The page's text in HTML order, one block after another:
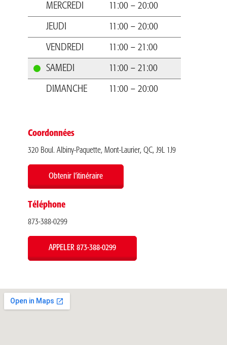
MERCREDI 11:00 – 20:00
JEUDI 11:00 – 20:00
VENDREDI 11:00 – 21:00
SAMEDI 11:00 – 21:00
DIMANCHE 11:00 – 20:00
Coordonnées
320 Boul. Albiny-Paquette, Mont-Laurier, QC, J9L 1J9
Obtenir l’itinéraire
Téléphone
873-388-0299
APPELER 873-388-0299